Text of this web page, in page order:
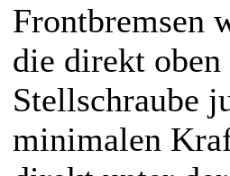
Frontbremsen
die direkt
Stellschraube
minimalen